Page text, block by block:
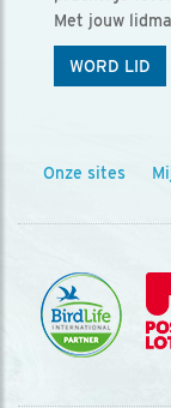
Met jouw
WORD LID
Onze sites